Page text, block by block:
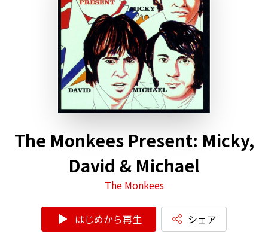
The Monkees Present: Micky,
David & Michael
The Monkees
はじめから再生 シェア